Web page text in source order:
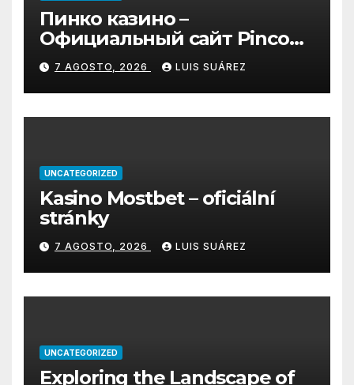
Пинко казино –
Официальный сайт Pinco
играть онлайн | Зеркало и
вход
7 AGOSTO, 2026 LUIS SUÁREZ
UNCATEGORIZED
Kasino Mostbet – oficiální
stránky
7 AGOSTO, 2026 LUIS SUÁREZ
UNCATEGORIZED
Exploring the Landscape of